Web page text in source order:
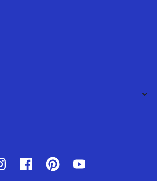
InstagramFacebookPinterest